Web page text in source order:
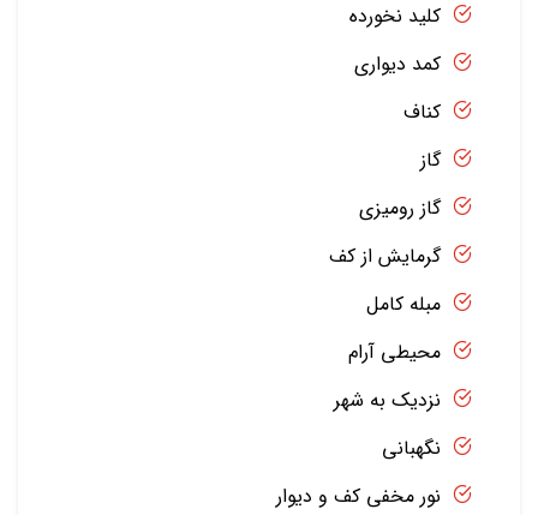
کلید نخورده
کمد دیواری
کناف
گاز
گاز رومیزی
گرمایش از کف
مبله کامل
محیطی آرام
نزدیک به شهر
نگهبانی
نور مخفی کف و دیوار